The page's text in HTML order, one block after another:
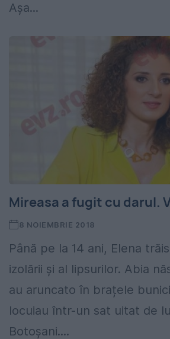
Așa...
Mireasa a fugit cu darul.
8 NOIEMBRIE 2018
Până pe la 14 ani, Elena
izolării și al lipsurilor. Abia
au aruncato în brațele
locuiau într-un sat uitat de
Botoșani....